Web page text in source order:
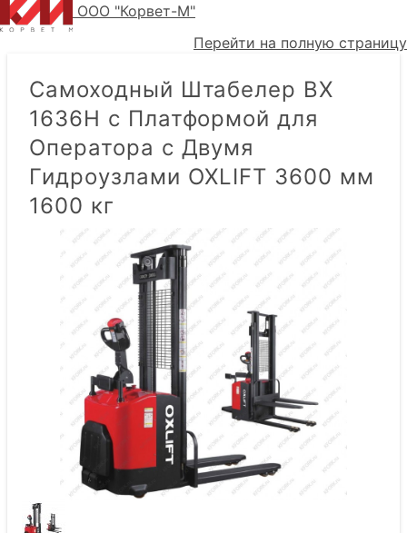
ООО "Корвет-М"
Перейти на полную страницу
Самоходный Штабелер BX
1636H с Платформой для
Оператора с Двумя
Гидроузлами OXLIFT 3600 мм
1600 кг